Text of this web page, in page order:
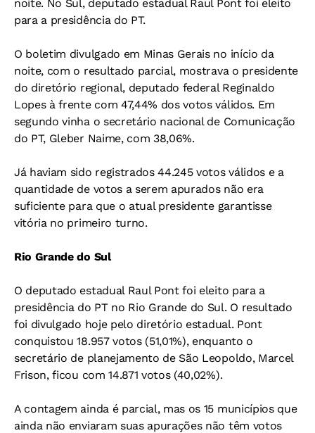
noite. No Sul, deputado estadual Raul Pont foi eleito
para a presidência do PT.
O boletim divulgado em Minas Gerais no início da
noite, com o resultado parcial, mostrava o presidente
do diretório regional, deputado federal Reginaldo
Lopes à frente com 47,44% dos votos válidos. Em
segundo vinha o secretário nacional de Comunicação
do PT, Gleber Naime, com 38,06%.
Já haviam sido registrados 44.245 votos válidos e a
quantidade de votos a serem apurados não era
suficiente para que o atual presidente garantisse
vitória no primeiro turno.
Rio Grande do Sul
O deputado estadual Raul Pont foi eleito para a
presidência do PT no Rio Grande do Sul. O resultado
foi divulgado hoje pelo diretório estadual. Pont
conquistou 18.957 votos (51,01%), enquanto o
secretário de planejamento de São Leopoldo, Marcel
Frison, ficou com 14.871 votos (40,02%).
A contagem ainda é parcial, mas os 15 municípios que
ainda não enviaram suas apurações não têm votos